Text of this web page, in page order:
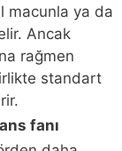
macunla ya da
Ancak
rağmen
standart
fanı